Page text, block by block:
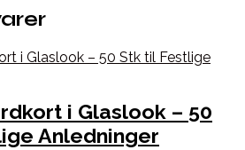
i Glaslook – 50
Anledninger